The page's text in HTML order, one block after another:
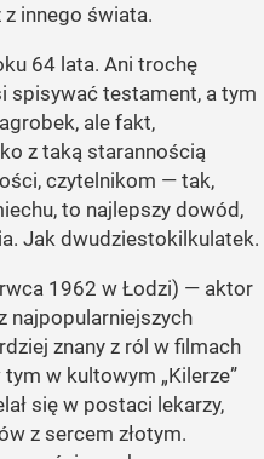
z innego świata.
64 lata. Ani trochę
spisywać testament, a tym
ale fakt,
z taką starannością
czytelnikom — tak,
to najlepszy dowód,
Jak dwudziestokilkulatek.
1962 w Łodzi) — aktor
najpopularniejszych
znany z ról w filmach
w kultowym „Kilerze”
się w postaci lekarzy,
z sercem złotym.